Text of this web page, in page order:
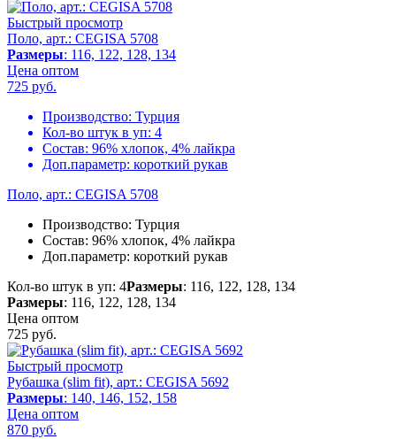
Быстрый просмотр
Поло, арт.: CEGISA 5708
Размеры: 116, 122, 128, 134
Цена оптом
725 руб.
Производство: Турция
Кол-во штук в уп: 4
Состав: 96% хлопок, 4% лайкра
Доп.параметр: короткий рукав
Поло, арт.: CEGISA 5708
Производство: Турция
Состав: 96% хлопок, 4% лайкра
Доп.параметр: короткий рукав
Кол-во штук в уп: 4Размеры: 116, 122, 128, 134
Размеры: 116, 122, 128, 134
Цена оптом
725 руб.
Быстрый просмотр
Рубашка (slim fit), арт.: CEGISA 5692
Размеры: 140, 146, 152, 158
Цена оптом
870 руб.